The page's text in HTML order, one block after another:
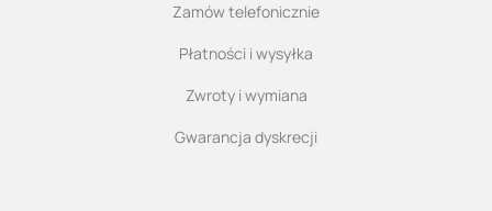
Zamów telefonicznie
Płatności i wysyłka
Zwroty i wymiana
Gwarancja dyskrecji